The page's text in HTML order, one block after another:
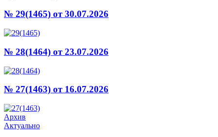
№ 29(1465) от 30.07.2026
№ 28(1464) от 23.07.2026
№ 27(1463) от 16.07.2026
Архив
Актуально